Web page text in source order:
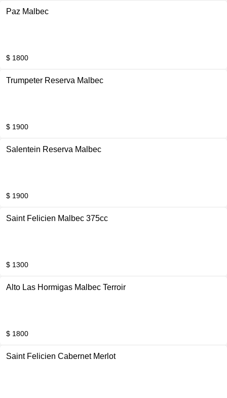
Paz Malbec
$ 1800
Trumpeter Reserva Malbec
$ 1900
Salentein Reserva Malbec
$ 1900
Saint Felicien Malbec 375cc
$ 1300
Alto Las Hormigas Malbec Terroir
$ 1800
Saint Felicien Cabernet Merlot